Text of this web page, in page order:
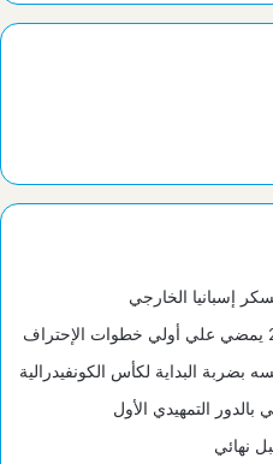
إسبانيا الخارجي
بضربة البداية لكأس الكونفيدرالية
التمهيدي الأول
نهائي